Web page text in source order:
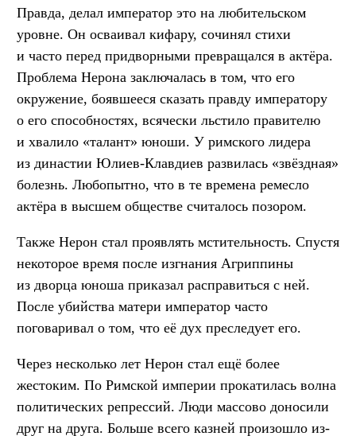
Правда, делал император это на любительском
уровне. Он осваивал кифару, сочинял стихи
и часто перед придворными превращался в актёра.
Проблема Нерона заключалась в том, что его
окружение, боявшееся сказать правду императору
о его способностях, всячески льстило правителю
и хвалило «талант» юноши. У римского лидера
из династии Юлиев-Клавдиев развилась «звёздная»
болезнь. Любопытно, что в те времена ремесло
актёра в высшем обществе считалось позором.
Также Нерон стал проявлять мстительность. Спустя
некоторое время после изгнания Агриппины
из дворца юноша приказал расправиться с ней.
После убийства матери император часто
поговаривал о том, что её дух преследует его.
Через несколько лет Нерон стал ещё более
жестоким. По Римской империи прокатилась волна
политических репрессий. Люди массово доносили
друг на друга. Больше всего казней произошло из-